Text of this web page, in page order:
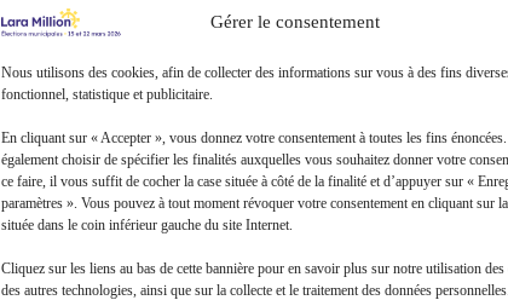
Gérer le consentement
Nous utilisons des cookies, afin de collecter des informations sur vous à des fins
fonctionnel, statistique et publicitaire.
En cliquant sur « Accepter », vous donnez votre consentement à toutes les fins
également choisir de spécifier les finalités auxquelles vous souhaitez donner votre
ce faire, il vous suffit de cocher la case située à côté de la finalité et d’appuyer sur «
paramètres ». Vous pouvez à tout moment révoquer votre consentement en cliquant sur
située dans le coin inférieur gauche du site Internet.
Cliquez sur les liens au bas de cette bannière pour en savoir plus sur notre utilisation des
des autres technologies, ainsi que sur la collecte et le traitement des données personnelles.